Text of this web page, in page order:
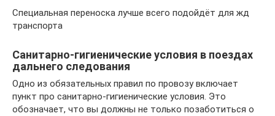
Специальная переноска лучше всего подойдёт для жд
транспорта
Санитарно-гигиенические условия в поездах
дальнего следования
Одно из обязательных правил по провозу включает
пункт про санитарно-гигиенические условия. Это
обозначает, что вы должны не только позаботиться о